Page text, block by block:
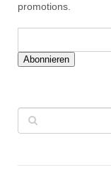
promotions.
Abonnieren